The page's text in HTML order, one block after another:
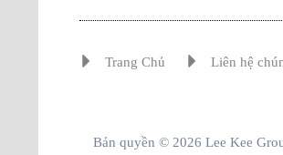
Trang Chủ Liên hệ
Bản quyền © 2026 Lee Kee